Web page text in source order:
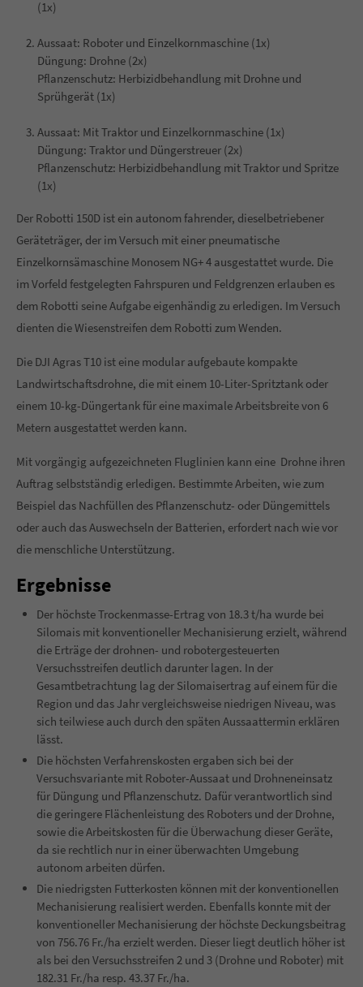
Lorem ipsum dolor sit amet, consectetuer adipiscing elit.
Aenean commodo ligula eget dolor. Aenean massa. Cum
nascetur ridiculus mus. Donec quam felis, ultricies nec.
(1x)
Aussaat: Roboter und Einzelkornmaschine (1x)
Düngung: Drohne (2x)
Pflanzenschutz: Herbizidbehandlung mit Drohne und
Sprühgerät (1x)
Aussaat: Mit Traktor und Einzelkornmaschine (1x)
Düngung: Traktor und Düngerstreuer (2x)
Pflanzenschutz: Herbizidbehandlung mit Traktor und Spritze
(1x)
Der Robotti 150D ist ein autonom fahrender, dieselbetriebener
Geräteträger, der im Versuch mit einer pneumatische
Einzelkornsämaschine Monosem NG+ 4 ausgestattet wurde. Die
im Vorfeld festgelegten Fahrspuren und Feldgrenzen erlauben es
dem Robotti seine Aufgabe eigenhändig zu erledigen. Im Versuch
dienten die Wiesenstreifen dem Robotti zum Wenden.
Die DJI Agras T10 ist eine modular aufgebaute kompakte
Landwirtschaftsdrohne, die mit einem 10-Liter-Spritztank oder
einem 10-kg-Düngertank für eine maximale Arbeitsbreite von 6
Metern ausgestattet werden kann.
Mit vorgängig aufgezeichneten Fluglinien kann eine Drohne ihren
Auftrag selbstständig erledigen. Bestimmte Arbeiten, wie zum
Beispiel das Nachfüllen des Pflanzenschutz- oder Düngemittels
oder auch das Auswechseln der Batterien, erfordert nach wie vor
die menschliche Unterstützung.
Ergebnisse
Der höchste Trockenmasse-Ertrag von 18.3 t/ha wurde bei
Silomais mit konventioneller Mechanisierung erzielt, während
die Erträge der drohnen- und robotergesteuerten
Versuchsstreifen deutlich darunter lagen. In der
Gesamtbetrachtung lag der Silomaisertrag auf einem für die
Region und das Jahr vergleichsweise niedrigen Niveau, was
sich teilwiese auch durch den späten Aussaattermin erklären
lässt.
Die höchsten Verfahrenskosten ergaben sich bei der
Versuchsvariante mit Roboter-Aussaat und Drohneneinsatz
für Düngung und Pflanzenschutz. Dafür verantwortlich sind
die geringere Flächenleistung des Roboters und der Drohne,
sowie die Arbeitskosten für die Überwachung dieser Geräte,
da sie rechtlich nur in einer überwachten Umgebung
autonom arbeiten dürfen.
Die niedrigsten Futterkosten können mit der konventionellen
Mechanisierung realisiert werden. Ebenfalls konnte mit der
konventioneller Mechanisierung der höchste Deckungsbeitrag
von 756.76 Fr./ha erzielt werden. Dieser liegt deutlich höher ist
als bei den Versuchsstreifen 2 und 3 (Drohne und Roboter) mit
182.31 Fr./ha resp. 43.37 Fr./ha.